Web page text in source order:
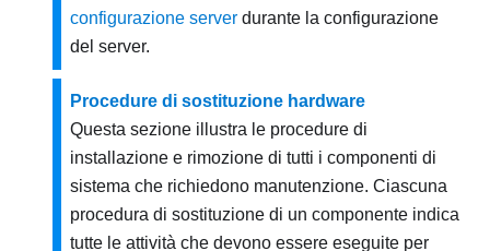
configurazione server durante la configurazione
del server.
Procedure di sostituzione hardware
Questa sezione illustra le procedure di
installazione e rimozione di tutti i componenti di
sistema che richiedono manutenzione. Ciascuna
procedura di sostituzione di un componente indica
tutte le attività che devono essere eseguite per